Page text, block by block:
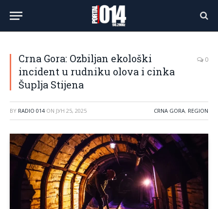
Crna Gora: Ozbiljan ekološki
incident u rudniku olova i cinka
Šuplja Stijena
0
BY RADIO 014 ON ЈУН 25, 2025 CRNA GORA, REGION